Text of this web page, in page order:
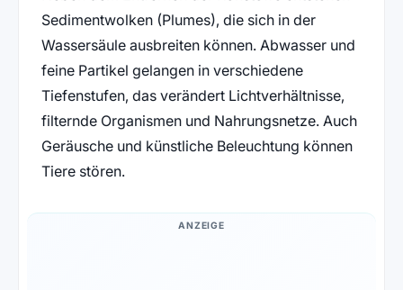
Sedimentwolken (Plumes), die sich in der
Wassersäule ausbreiten können. Abwasser und
feine Partikel gelangen in verschiedene
Tiefenstufen, das verändert Lichtverhältnisse,
filternde Organismen und Nahrungsnetze. Auch
Geräusche und künstliche Beleuchtung können
Tiere stören.
ANZEIGE